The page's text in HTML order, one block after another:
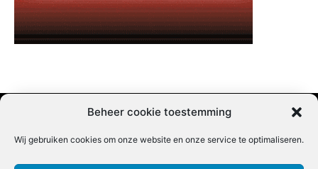
Beheer cookie toestemming
Wij gebruiken cookies om onze website en onze service te optimaliseren.